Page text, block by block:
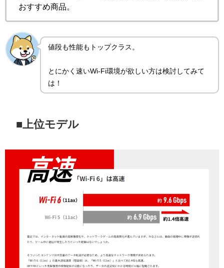
おすすめ商品。
値段も性能もトップクラス。
とにかく速いWi-Fi環境が欲しい方は検討してみて
は！
■上位モデル